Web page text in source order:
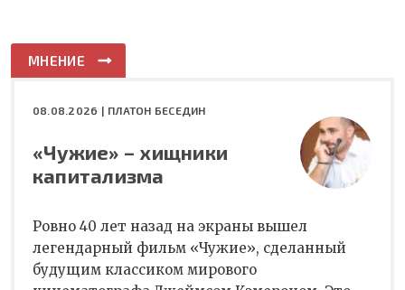
МНЕНИЕ
08.08.2026 | ПЛАТОН БЕСЕДИН
«Чужие» – хищники
капитализма
Ровно 40 лет назад на экраны вышел
легендарный фильм «Чужие», сделанный
будущим классиком мирового